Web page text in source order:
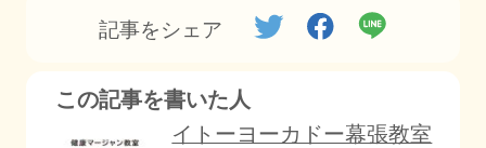
記事をシェア
この記事を書いた人
イトーヨーカドー幕張教室